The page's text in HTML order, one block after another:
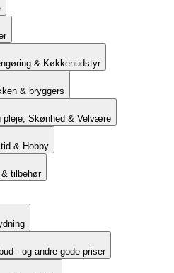
& Køkkenudstyr
& bryggers
pleje, Skønhed & Velvære
& Hobby
tilbehør
- og andre gode priser